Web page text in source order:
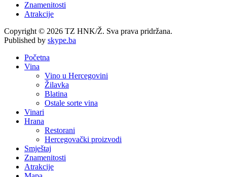
Znamenitosti
Atrakcije
Copyright © 2026 TZ HNK/Ž. Sva prava pridržana.
Published by skype.ba
Početna
Vina
Vino u Hercegovini
Žilavka
Blatina
Ostale sorte vina
Vinari
Hrana
Restorani
Hercegovački proizvodi
Smještaj
Znamenitosti
Atrakcije